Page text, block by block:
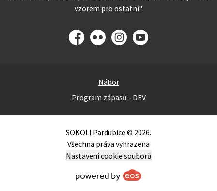
vzorem pro ostatní".
Facebook
Flickr Instagram
YouTube
Nábor
Program zápasů - DEV
SOKOLI Pardubice © 2026.
Všechna práva vyhrazena
Nastavení cookie souborů